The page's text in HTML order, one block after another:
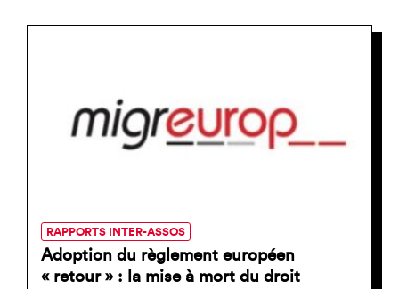
RAPPORTS INTER-ASSOS
Adoption du règlement européen
« retour » : la mise à mort du droit